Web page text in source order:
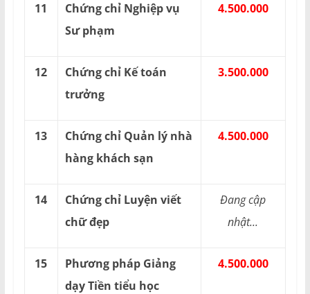
11
Chứng chỉ Nghiệp vụ
Sư phạm
4.500.000
12
Chứng chỉ Kế toán
trưởng
3.500.000
13
Chứng chỉ Quản lý nhà
hàng khách sạn
4.500.000
14
Chứng chỉ Luyện viết
chữ đẹp
Đang cập
nhật...
15
Phương pháp Giảng
dạy Tiền tiểu học
4.500.000